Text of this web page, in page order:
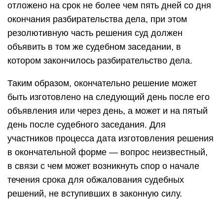
отложено на срок не более чем пять дней со дня
окончания разбирательства дела, при этом
резолютивную часть решения суд должен
объявить в том же судебном заседании, в
котором закончилось разбирательство дела.
Таким образом, окончательно решение может
быть изготовлено на следующий день после его
объявления или через день, а может и на пятый
день после судебного заседания. Для
участников процесса дата изготовления решения
в окончательной форме — вопрос неизвестный,
в связи с чем может возникнуть спор о начале
течения срока для обжалования судебных
решений, не вступивших в законную силу.